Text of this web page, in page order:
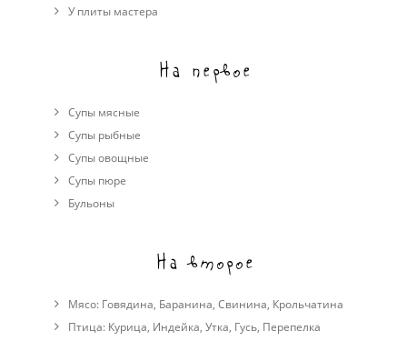
У плиты мастера
На первое
Супы мясные
Супы рыбные
Супы овощные
Cупы пюре
Бульоны
На второе
Мясо: Говядина, Баранина, Свинина, Крольчатина
Птица: Курица, Индейка, Утка, Гусь, Перепелка